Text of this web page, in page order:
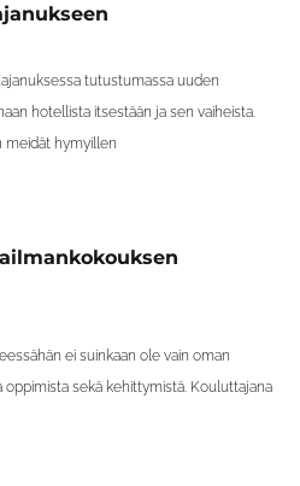
tutustumassa uuden
hotellista itsestään ja sen vaiheista.
meidät hymyillen
ei suinkaan ole vain oman
oppimista sekä kehittymistä. Kouluttajana